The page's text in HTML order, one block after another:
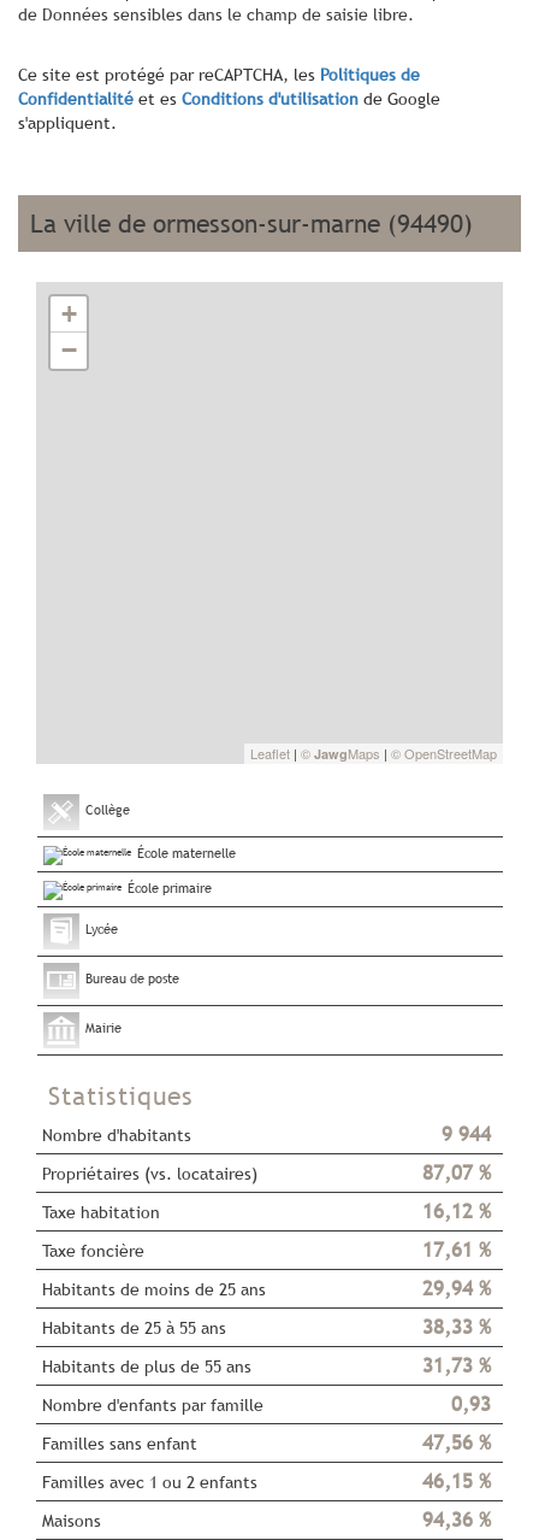
de Données sensibles dans le champ de saisie libre.
Ce site est protégé par reCAPTCHA, les Politiques de
Confidentialité et es Conditions d'utilisation de Google
s'appliquent.
la ville de ormesson-sur-marne (94490)
+
−
Leaflet | © JawgMaps | © OpenStreetMap
Collège
École maternelle
École primaire
Lycée
Bureau de poste
Mairie
Statistiques
Nombre d'habitants 9 944
Propriétaires (vs. locataires) 87,07 %
Taxe habitation 16,12 %
Taxe foncière 17,61 %
Habitants de moins de 25 ans 29,94 %
Habitants de 25 à 55 ans 38,33 %
Habitants de plus de 55 ans 31,73 %
Nombre d'enfants par famille 0,93
Familles sans enfant 47,56 %
Familles avec 1 ou 2 enfants 46,15 %
Maisons 94,36 %